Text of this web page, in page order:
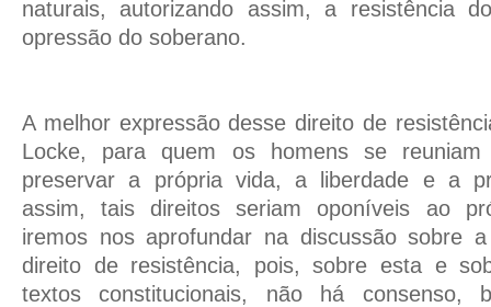
naturais, autorizando assim, a resistência
opressão do soberano.
A melhor expressão desse direito de
Locke, para quem os homens se
preservar a própria vida, a liberdade e a
assim, tais direitos seriam oponíveis ao
iremos nos aprofundar na discussão sobre
direito de resistência, pois, sobre esta e
textos constitucionais, não há consenso,